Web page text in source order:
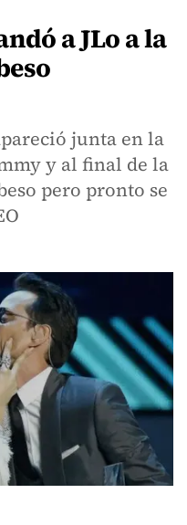
a JLo a la
junta en la
y al final de la
pero pronto se